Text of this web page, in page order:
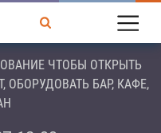
ЧТОБЫ ОТКРЫТЬ
ОБОРУДОВАТЬ БАР, КАФЕ,